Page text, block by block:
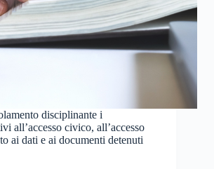
disciplinante i
all’accesso civico, all’accesso
ai dati e ai documenti detenuti